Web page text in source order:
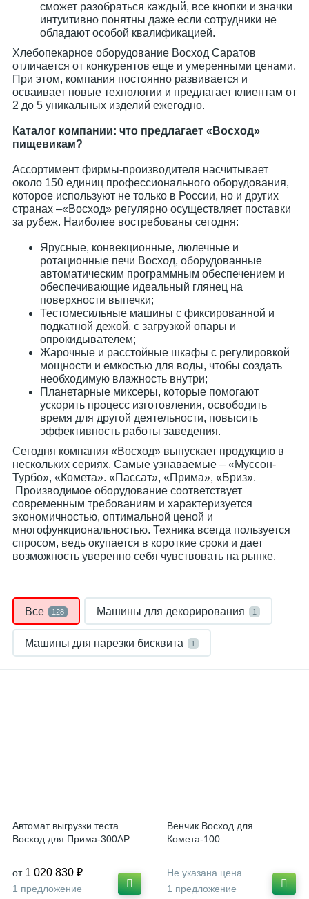
сможет разобраться каждый, все кнопки и значки
интуитивно понятны даже если сотрудники не
обладают особой квалификацией.
Хлебопекарное оборудование Восход Саратов
отличается от конкурентов еще и умеренными ценами.
При этом, компания постоянно развивается и
осваивает новые технологии и предлагает клиентам от
2 до 5 уникальных изделий ежегодно.
Каталог компании: что предлагает «Восход»
пищевикам?
Ассортимент фирмы-производителя насчитывает
около 150 единиц профессионального оборудования,
которое используют не только в России, но и других
странах –«Восход» регулярно осуществляет поставки
за рубеж. Наиболее востребованы сегодня:
Ярусные, конвекционные, люлечные и
ротационные печи Восход, оборудованные
автоматическим программным обеспечением и
обеспечивающие идеальный глянец на
поверхности выпечки;
Тестомесильные машины с фиксированной и
подкатной дежой, с загрузкой опары и
опрокидывателем;
Жарочные и расстойные шкафы с регулировкой
мощности и емкостью для воды, чтобы создать
необходимую влажность внутри;
Планетарные миксеры, которые помогают
ускорить процесс изготовления, освободить
время для другой деятельности, повысить
эффективность работы заведения.
Сегодня компания «Восход» выпускает продукцию в
нескольких сериях. Самые узнаваемые – «Муссон-
Турбо», «Комета». «Пассат», «Прима», «Бриз».
Производимое оборудование соответствует
современным требованиям и характеризуется
экономичностью, оптимальной ценой и
многофункциональностью. Техника всегда пользуется
спросом, ведь окупается в короткие сроки и дает
возможность уверенно себя чувствовать на рынке.
Все 128 Машины для декорирования 1
Машины для нарезки бисквита 1
Подставки и подтоварники 3 Столы
Столы упаковочные
Автомат выгрузки теста
Восход для Прима-300АР
от 1 020 830 ₽
1 предложение
Венчик Восход для
Комета-100
Не указана цена
1 предложение